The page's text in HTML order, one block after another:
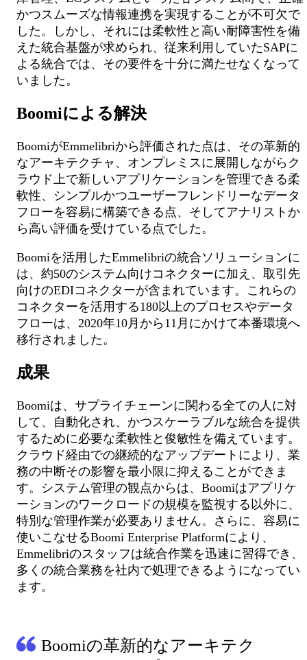
かつスムーズな情報連携を実現することが不可欠で
した。しかし、それには柔軟性と高い耐障害性を備
えた統合基盤が求められ、従来利用していたSAPに
よる統合では、その要件を十分に満たせなくなって
いました。
Boomiによる解決
BoomiがEmmelibriから評価された点は、その革新的
なアーキテクチャ、オンプレミスに展開しながらク
ラウド上で新しいアプリケーションを管理できる柔
軟性、シンプルかつユーザーフレンドリーなデータ
フローを容易に構築できる点、そしてアナリストか
ら高い評価を受けている点でした。
Boomiを活用したEmmelibriの統合ソリューションに
は、約50のシステム向けコネクターに加え、取引先
向けのEDIコネクターが含まれています。これらの
コネクターを活用する180以上のプロセスやデータ
フローは、2020年10月から11月にかけて本番環境へ
移行されました。
成果
Boomiは、サプライチェーンに関わる全ての人に対
して、自動化され、かつスケーラブルな統合を提供
するために必要な柔軟性と俊敏性を備えています。
クラウド経由での継続的なアップデートにより、業
務の中断その影響を最小限に抑えることができま
す。システム管理の観点からは、Boomiはアプリケ
ーションのワークロードの規模を監視する以外に、
特別な管理作業が必要ありません。さらに、容易に
使いこなせるBoomi Enterprise Platformにより、
Emmelibriのスタッフは統合作業を迅速に習得でき、
多くの統合業務を社内で処理できるようになってい
ます。
Boomiの革新的なアーキテク